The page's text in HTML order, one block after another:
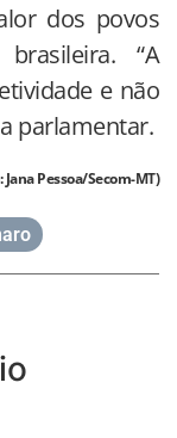
dos povos
“A
e não
parlamentar.
Pessoa/Secom-MT)